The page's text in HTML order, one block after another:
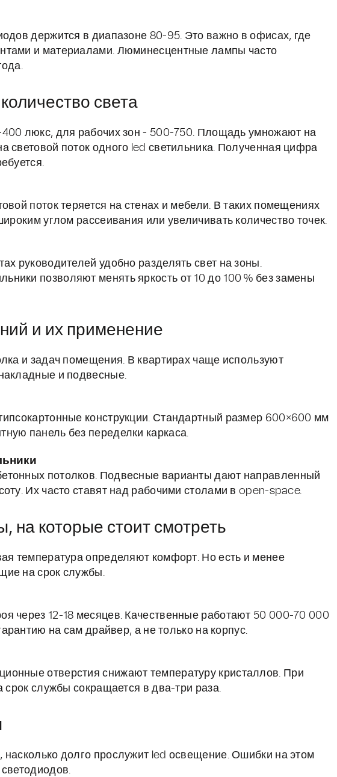
держится в диапазоне 80-95. Это важно в офисах, где
и материалами. Люминесцентные лампы часто
света
люкс, для рабочих зон - 500-750. Площадь умножают на
световой поток одного led светильника. Полученная цифра
поток теряется на стенах и мебели. В таких помещениях
углом рассеивания или увеличивать количество точек.
руководителей удобно разделять свет на зоны.
позволяют менять яркость от 10 до 100 % без замены
и их применение
и задач помещения. В квартирах чаще используют
и подвесные.
конструкции. Стандартный размер 600×600 мм
панель без переделки каркаса.
потолков. Подвесные варианты дают направленный
Их часто ставят над рабочими столами в open-space.
на которые стоит смотреть
температура определяют комфорт. Но есть и менее
на срок службы.
через 12-18 месяцев. Качественные работают 50 000-70 000
на сам драйвер, а не только на корпус.
отверстия снижают температуру кристаллов. При
срок службы сокращается в два-три раза.
насколько долго прослужит led освещение. Ошибки на этом